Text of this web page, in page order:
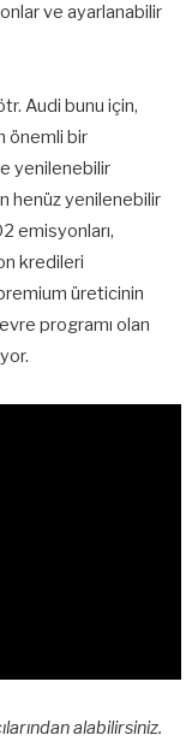
ve ayarlanabilir
Audi bunu için,
önemli bir
yenilenebilir
henüz yenilenebilir
emisyonları,
kredileri
üreticinin
programı olan
alabilirsiniz.